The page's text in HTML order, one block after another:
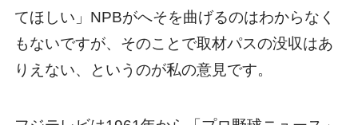
てほしい」NPBがへそを曲げるのはわからなく
もないですが、そのことで取材パスの没収はあ
りえない、というのが私の意見です。